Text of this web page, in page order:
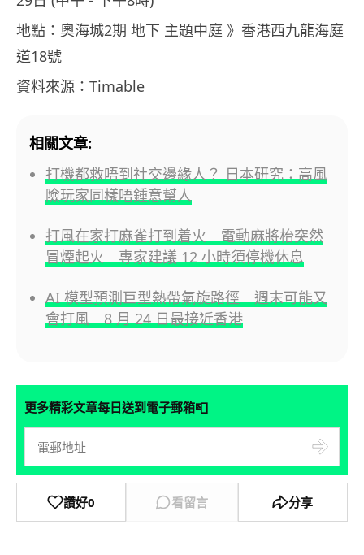
地點：奧海城2期 地下 主題中庭 》香港西九龍海庭
道18號
資料來源：Timable
相關文章:
打機都救唔到社交邊緣人？ 日本研究：高風
險玩家同樣唔鍾意幫人
打風在家打麻雀打到着火 電動麻將枱突然
冒煙起火 專家建議 12 小時須停機休息
AI 模型預測巨型熱帶氣旋路徑 週末可能又
會打風 8 月 24 日最接近香港
更多精彩文章每日送到電子郵箱📮
讚好0 看留言 分享